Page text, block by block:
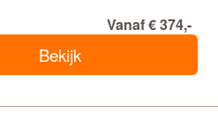
Vanaf € 374,-
Bekijk